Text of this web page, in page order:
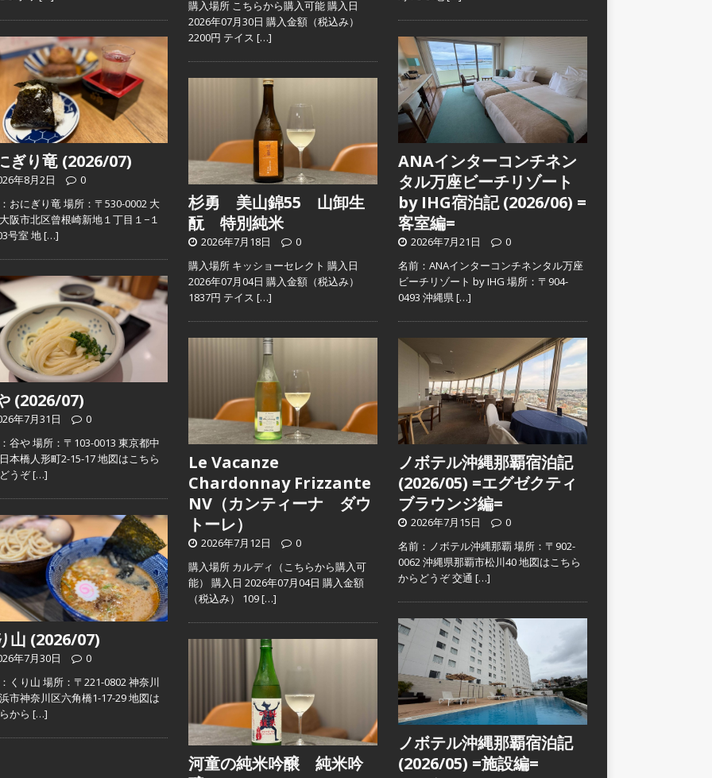
ぎり竜 (2026/07)
年8月2日
0
おにぎり竜 場所：〒530-0002 大
阪市北区曾根崎新地１丁目１−１
号室 地[…]
(2026/07)
年7月31日
0
谷や 場所：〒103-0013 東京都中
本橋人形町2-15-17 地図はこちら
うぞ[…]
山 (2026/07)
年7月30日
0
くり山 場所：〒221-0802 神奈川
市神奈川区六角橋1-17-29 地図は
から […]
購入場所 こちらから購入可能 購入日
2026年07月30日 購入金額（税込み）
2200円 テイス […]
杉勇 美山錦55 山卸生
酛 特別純米
2026年7月18日
0
購入場所 キッショーセレクト 購入日
2026年07月04日 購入金額（税込み）
1837円 テイス […]
Le Vacanze
Chardonnay Frizzante
NV（カンティーナ ダウ
トーレ）
2026年7月12日
0
購入場所 カルディ（こちらから購入可
能） 購入日 2026年07月04日 購入金額
（税込み） 109[…]
河童の純米吟醸 純米吟
ANAインターコンチネン
タル万座ビーチリゾート
by IHG宿泊記 (2026/06) =
客室編=
2026年7月21日
0
名前：ANAインターコンチネンタル万座
ビーチリゾート by IHG 場所：〒904-
0493 沖縄県[…]
ノボテル沖縄那覇宿泊記
(2026/05) =エグゼクティ
ブラウンジ編=
2026年7月15日
0
名前：ノボテル沖縄那覇 場所：〒902-
0062 沖縄県那覇市松川40 地図はこちら
からどうぞ 交通 […]
ノボテル沖縄那覇宿泊記
(2026/05) =施設編=